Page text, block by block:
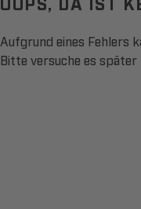
Aufgrund eines Fehlers
Bitte versuche es später